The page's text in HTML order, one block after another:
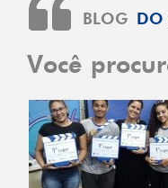
BLOG DO
Você